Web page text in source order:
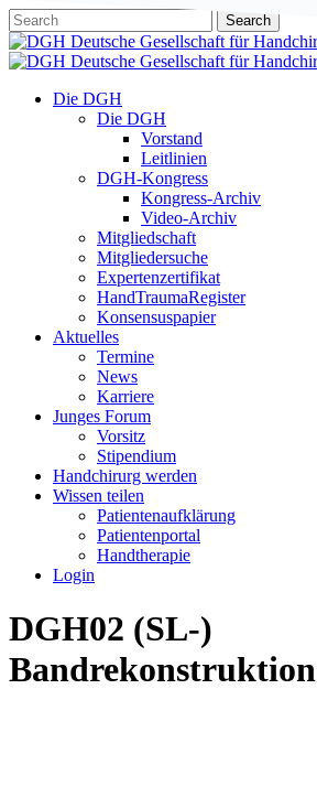
Skip
to
main
Search
Close
Search
Menu
Die DGH
Die DGH
Vorstand
Leitlinien
DGH-Kongress
Kongress-Archiv
Video-Archiv
Mitgliedschaft
Mitgliedersuche
Expertenzertifikat
HandTraumaRegister
Konsensuspapier
Aktuelles
Termine
News
Karriere
Junges Forum
Vorsitz
Stipendium
Handchirurg werden
Wissen teilen
Patientenaufklärung
Patientenportal
Handtherapie
Login
DGH02 (SL-)
Bandrekonstruktion